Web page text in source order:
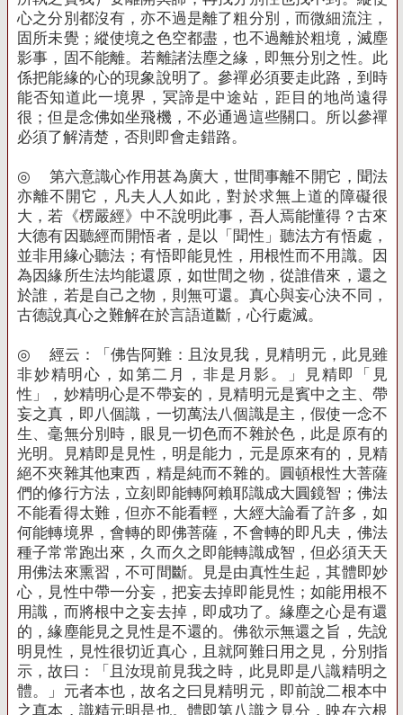
心之分別都沒有，亦不過是離了粗分別，而微細流注，
固所未覺；縱使境之色空都盡，也不過離於粗境，滅塵
影事，固不能離。若離諸法塵之緣，即無分別之性。此
係把能緣的心的現象說明了。參禪必須要走此路，到時
能否知道此一境界，冥諦是中途站，距目的地尚遠得
很；但是念佛如坐飛機，不必通過這些關口。所以參禪
必須了解清楚，否則即會走錯路。
◎
第六意識心作用甚為廣大，世間事離不開它，聞法
亦離不開它，凡夫人人如此，對於求無上道的障礙很
大，若《楞嚴經》中不說明此事，吾人焉能懂得？古來
大德有因聽經而開悟者，是以「聞性」聽法方有悟處，
並非用緣心聽法；有悟即能見性，用根性而不用識。因
為因緣所生法均能還原，如世間之物，從誰借來，還之
於誰，若是自己之物，則無可還。真心與妄心決不同，
古德說真心之難解在於言語道斷，心行處滅。
◎
經云：「佛告阿難：且汝見我，見精明元，此見雖
非妙精明心，如第二月，非是月影。」見精即「見
性」，妙精明心是不帶妄的，見精明元是賓中之主、帶
妄之真，即八個識，一切萬法八個識是主，假使一念不
生、毫無分別時，眼見一切色而不雜於色，此是原有的
光明。見精即是見性，明是能力，元是原來有的，見精
絕不夾雜其他東西，精是純而不雜的。圓頓根性大菩薩
們的修行方法，立刻即能轉阿賴耶識成大圓鏡智；佛法
不能看得太難，但亦不能看輕，大經大論看了許多，如
何能轉境界，會轉的即佛菩薩，不會轉的即凡夫，佛法
種子常常跑出來，久而久之即能轉識成智，但必須天天
用佛法來熏習，不可間斷。見是由真性生起，其體即妙
心，見性中帶一分妄，把妄去掉即能見性；如能用根不
用識，而將根中之妄去掉，即成功了。緣塵之心是有還
的，緣塵能見之見性是不還的。佛欲示無還之旨，先說
明見性，見性很切近真心，且就阿難日用之見，分別指
示，故曰：「且汝現前見我之時，此見即是八識精明之
體。」元者本也，故名之曰見精明元，即前說二根本中
之真本，識精元明是也。體即第八識之見分，映在六根